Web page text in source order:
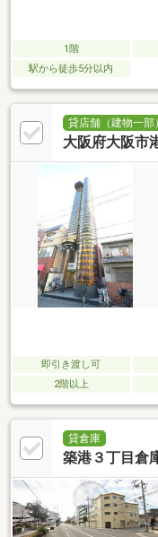
1階
駅から徒歩5分以内
貸店舗（建物一部）
大阪府大阪市
即引き渡し可
2階以上
貸倉庫
築港３丁目倉